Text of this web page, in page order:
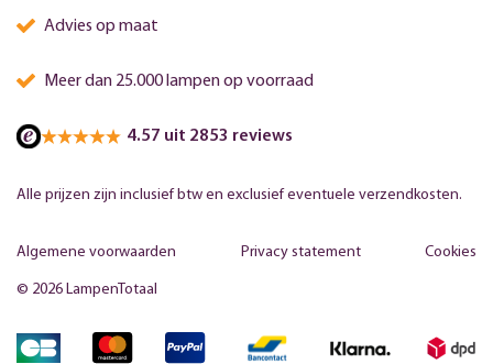
Advies op maat
Meer dan 25.000 lampen op voorraad
4.57 uit 2853 reviews
Alle prijzen zijn inclusief btw en exclusief eventuele verzendkosten.
© 2026 LampenTotaal
Algemene voorwaarden Privacy statement Cookies